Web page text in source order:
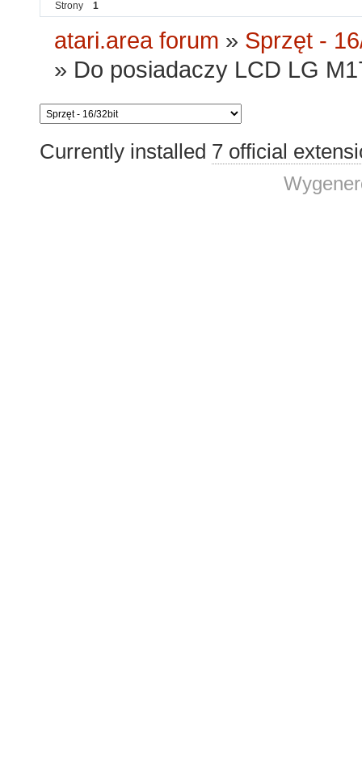
Strony 1
atari.area forum » Sprzęt -
» Do posiadaczy LCD LG
Currently installed 7 official